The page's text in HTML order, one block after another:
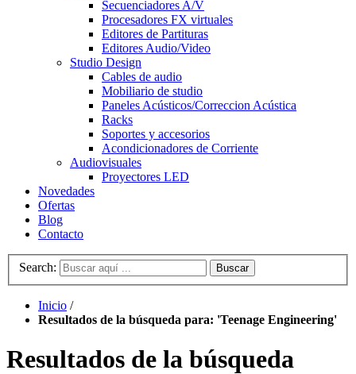
Secuenciadores A/V
Procesadores FX virtuales
Editores de Partituras
Editores Audio/Video
Studio Design
Cables de audio
Mobiliario de studio
Paneles Acústicos/Correccion Acústica
Racks
Soportes y accesorios
Acondicionadores de Corriente
Audiovisuales
Proyectores LED
Novedades
Ofertas
Blog
Contacto
Search: Buscar
Inicio /
Resultados de la búsqueda para: 'Teenage Engineering'
Resultados de la búsqueda